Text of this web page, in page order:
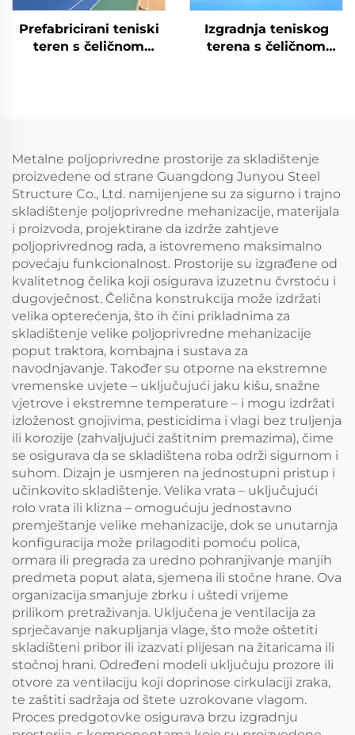
Prefabricirani teniski
teren s čeličnom
Izgradnja teniskog
terena s čeličnom
Metalne poljoprivredne prostorije za skladištenje
proizvedene od strane Guangdong Junyou Steel
Structure Co., Ltd. namijenjene su za sigurno i trajno
skladištenje poljoprivredne mehanizacije, materijala
i proizvoda, projektirane da izdrže zahtjeve
poljoprivrednog rada, a istovremeno maksimalno
povećaju funkcionalnost. Prostorije su izgrađene od
kvalitetnog čelika koji osigurava izuzetnu čvrstoću i
dugovječnost. Čelična konstrukcija može izdržati
velika opterećenja, što ih čini prikladnima za
skladištenje velike poljoprivredne mehanizacije
poput traktora, kombajna i sustava za
navodnjavanje. Također su otporne na ekstremne
vremenske uvjete – uključujući jaku kišu, snažne
vjetrove i ekstremne temperature – i mogu izdržati
izloženost gnojivima, pesticidima i vlagi bez truljenja
ili korozije (zahvaljujući zaštitnim premazima), čime
se osigurava da se skladištena roba održi sigurnom i
suhom. Dizajn je usmjeren na jednostupni pristup i
učinkovito skladištenje. Velika vrata – uključujući
rolo vrata ili klizna – omogućuju jednostavno
premještanje velike mehanizacije, dok se unutarnja
konfiguracija može prilagoditi pomoću polica,
ormara ili pregrada za uredno pohranjivanje manjih
predmeta poput alata, sjemena ili stočne hrane. Ova
organizacija smanjuje zbrku i uštedi vrijeme
prilikom pretraživanja. Uključena je ventilacija za
sprječavanje nakupljanja vlage, što može oštetiti
skladišteni pribor ili izazvati plijesan na žitaricama ili
stočnoj hrani. Određeni modeli uključuju prozore ili
otvore za ventilaciju koji doprinose cirkulaciji zraka,
te zaštiti sadržaja od štete uzrokovane vlagom.
Proces predgotovke osigurava brzu izgradnju